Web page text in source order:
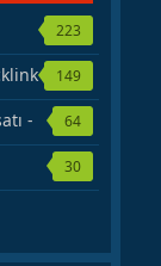
223
149
-
64
30